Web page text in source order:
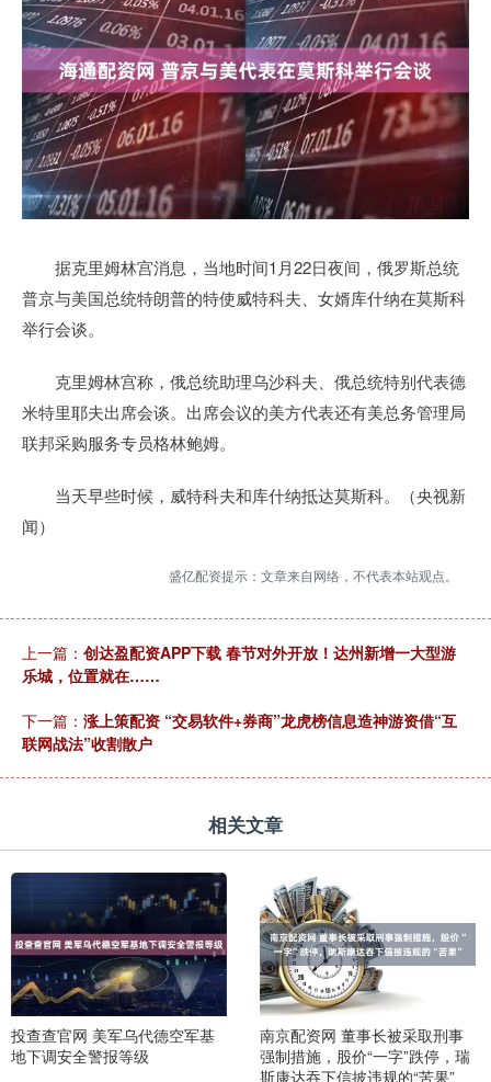
据克里姆林宫消息，当地时间1月22日夜间，俄罗斯总统
普京与美国总统特朗普的特使威特科夫、女婿库什纳在莫斯科
举行会谈。
克里姆林宫称，俄总统助理乌沙科夫、俄总统特别代表德
米特里耶夫出席会谈。出席会议的美方代表还有美总务管理局
联邦采购服务专员格林鲍姆。
当天早些时候，威特科夫和库什纳抵达莫斯科。（央视新
闻）
盛亿配资提示：文章来自网络，不代表本站观点。
上一篇： 创达盈配资APP下载 春节对外开放！达州新增一大型游
乐城，位置就在……
下一篇： 涨上策配资 “交易软件+券商”龙虎榜信息造神游资借“互
联网战法”收割散户
相关文章
投查查官网 美军乌代德空军基
地下调安全警报等级
南京配资网 董事长被采取刑事
强制措施，股价“一字”跌停，瑞
斯康达吞下信披违规的“苦果”